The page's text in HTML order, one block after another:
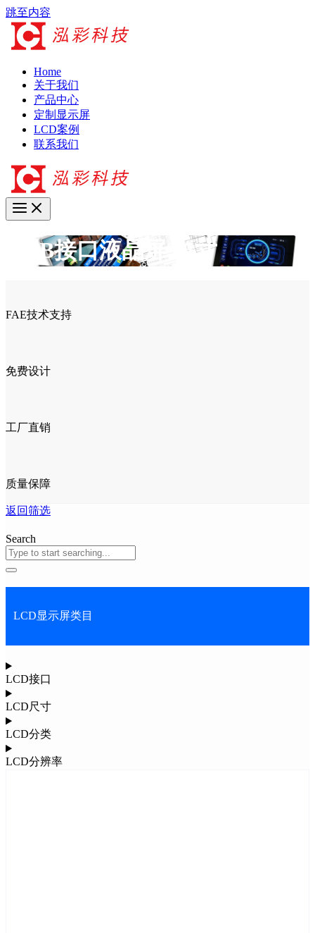
跳至内容
Home
关于我们
产品中心
定制显示屏
LCD案例
联系我们
RGB接口液晶屏3.5寸
FAE技术支持
免费设计
工厂直销
质量保障
返回筛选
Search
LCD显示屏类目
LCD接口
LCD尺寸
LCD分类
LCD分辨率